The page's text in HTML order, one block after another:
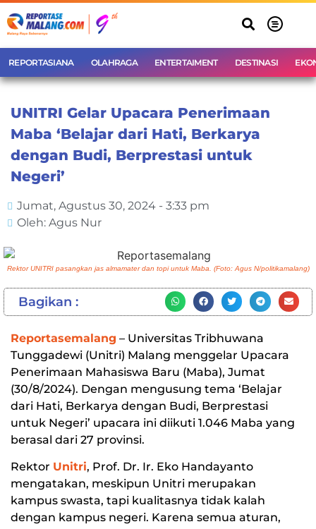
REPORTASIANA OLAHRAGA ENTERTAIMENT DESTINASI
UNITRI Gelar Upacara Penerimaan
Maba ‘Belajar dari Hati, Berkarya
dengan Budi, Berprestasi untuk
Negeri’
Jumat, Agustus 30, 2024 - 3:33 pm
Oleh: Agus Nur
Rektor UNITRI pasangkan jas almamater dan topi untuk Maba. (Foto: Agus N/politikamalang)
Bagikan :
Reportasemalang – Universitas Tribhuwana
Tunggadewi (Unitri) Malang menggelar Upacara
Penerimaan Mahasiswa Baru (Maba), Jumat
(30/8/2024). Dengan mengusung tema ‘Belajar
dari Hati, Berkarya dengan Budi, Berprestasi
untuk Negeri’ upacara ini diikuti 1.046 Maba yang
berasal dari 27 provinsi.
Rektor Unitri, Prof. Dr. Ir. Eko Handayanto
mengatakan, meskipun Unitri merupakan
kampus swasta, tapi kualitasnya tidak kalah
dengan kampus negeri. Karena semua aturan,